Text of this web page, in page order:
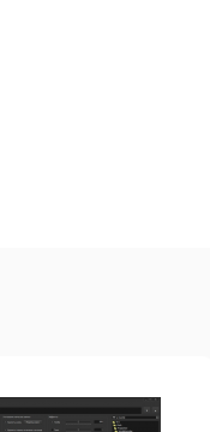
в работе с
и полным набором